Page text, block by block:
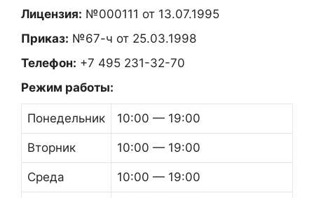
Лицензия: №000111 от 13.07.1995
Приказ: №67-ч от 25.03.1998
Телефон: +7 495 231-32-70
Режим работы:
Понедельник 10:00 — 19:00
Вторник 10:00 — 19:00
Среда 10:00 — 19:00